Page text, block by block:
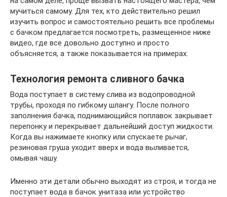
мучиться самому. Для тех, кто действительно решил
изучить вопрос и самостоятельно решить все проблемы
с бачком предлагается посмотреть, размещенное ниже
видео, где все довольно доступно и просто
объясняется, а также показывается на примерах.
Технология ремонта сливного бачка
Вода поступает в систему слива из водопроводной
трубы, проходя по гибкому шлангу. После полного
заполнения бачка, поднимающийся поплавок закрывает
перепонку и перекрывает дальнейший доступ жидкости.
Когда вы нажимаете кнопку или спускаете рычаг,
резиновая груша уходит вверх и вода выливается,
омывая чашу.
Именно эти детали обычно выходят из строя, и тогда не
поступает вода в бачок унитаза или устройство